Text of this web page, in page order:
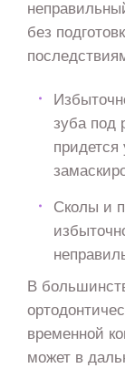
без
зуба под
Сколы и
В
временной
может в